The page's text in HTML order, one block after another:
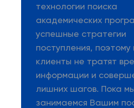
технологии поиска
академических
успешные стратегии
поступления,
клиенты не тратят
информации и
лишних шагов. Пока
занимаемся Вашим